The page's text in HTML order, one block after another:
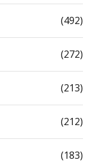
(492)
(272)
(213)
(212)
(183)